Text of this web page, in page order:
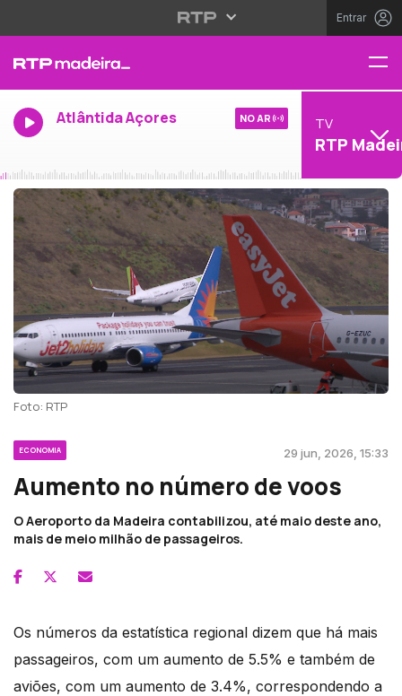
Entrar
Atlântida Açores NO AR TV
RTP
Foto: RTP
ECONOMIA 29 jun, 2026, 15:33
Aumento no número de voos
O Aeroporto da Madeira contabilizou, até maio deste ano,
mais de meio milhão de passageiros.
Os números da estatística regional dizem que há mais
passageiros, com um aumento de 5.5% e também de
aviões, com um aumento de 3.4%, correspondendo a